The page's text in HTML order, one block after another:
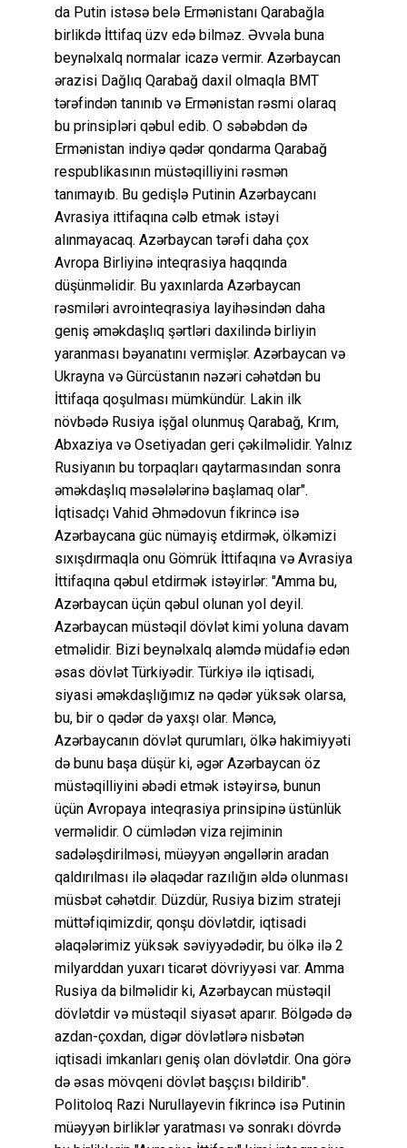
da Putin istəsə belə Ermənistanı Qarabağla
birlikdə İttifaq üzv edə bilməz. Əvvəla buna
beynəlxalq normalar icazə vermir. Azərbaycan
ərazisi Dağlıq Qarabağ daxil olmaqla BMT
tərəfindən tanınıb və Ermənistan rəsmi olaraq
bu prinsipləri qəbul edib. O səbəbdən də
Ermənistan indiyə qədər qondarma Qarabağ
respublikasının müstəqilliyini rəsmən
tanımayıb. Bu gedişlə Putinin Azərbaycanı
Avrasiya ittifaqına cəlb etmək istəyi
alınmayacaq. Azərbaycan tərəfi daha çox
Avropa Birliyinə inteqrasiya haqqında
düşünməlidir. Bu yaxınlarda Azərbaycan
rəsmiləri avrointeqrasiya layihəsindən daha
geniş əməkdaşlıq şərtləri daxilində birliyin
yaranması bəyanatını vermişlər. Azərbaycan və
Ukrayna və Gürcüstanın nəzəri cəhətdən bu
İttifaqa qoşulması mümkündür. Lakin ilk
növbədə Rusiya işğal olunmuş Qarabağ, Krım,
Abxaziya və Osetiyadan geri çəkilməlidir. Yalnız
Rusiyanın bu torpaqları qaytarmasından sonra
əməkdaşlıq məsələlərinə başlamaq olar".
İqtisadçı Vahid Əhmədovun fikrincə isə
Azərbaycana güc nümayiş etdirmək, ölkəmizi
sıxışdırmaqla onu Gömrük İttifaqına və Avrasiya
İttifaqına qəbul etdirmək istəyirlər: "Amma bu,
Azərbaycan üçün qəbul olunan yol deyil.
Azərbaycan müstəqil dövlət kimi yoluna davam
etməlidir. Bizi beynəlxalq aləmdə müdafiə edən
əsas dövlət Türkiyədir. Türkiyə ilə iqtisadi,
siyasi əməkdaşlığımız nə qədər yüksək olarsa,
bu, bir o qədər də yaxşı olar. Məncə,
Azərbaycanın dövlət qurumları, ölkə hakimiyyəti
də bunu başa düşür ki, əgər Azərbaycan öz
müstəqilliyini əbədi etmək istəyirsə, bunun
üçün Avropaya inteqrasiya prinsipinə üstünlük
verməlidir. O cümlədən viza rejiminin
sadələşdirilməsi, müəyyən əngəllərin aradan
qaldırılması ilə əlaqədar razılığın əldə olunması
müsbət cəhətdir. Düzdür, Rusiya bizim strateji
müttəfiqimizdir, qonşu dövlətdir, iqtisadi
əlaqələrimiz yüksək səviyyədədir, bu ölkə ilə 2
milyarddan yuxarı ticarət dövriyyəsi var. Amma
Rusiya da bilməlidir ki, Azərbaycan müstəqil
dövlətdir və müstəqil siyasət aparır. Bölgədə də
azdan-çoxdan, digər dövlətlərə nisbətən
iqtisadi imkanları geniş olan dövlətdir. Ona görə
də əsas mövqeni dövlət başçısı bildirib".
Politoloq Razi Nurullayevin fikrincə isə Putinin
müəyyən birliklər yaratması və sonrakı dövrdə